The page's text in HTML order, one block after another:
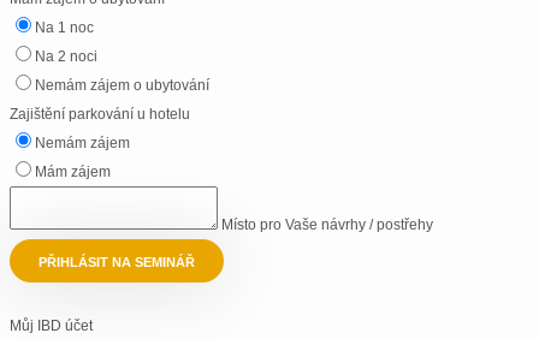
Na 1 noc
Na 2 noci
Nemám zájem o ubytování
Zajištění parkování u hotelu
Nemám zájem
Mám zájem
Místo pro Vaše návrhy / postřehy
PŘIHLÁSIT NA SEMINÁŘ
Můj IBD účet